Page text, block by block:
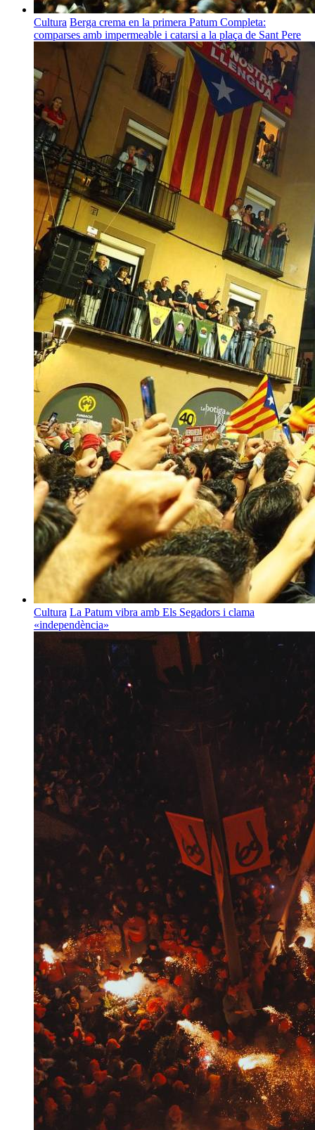
Cultura Berga crema en la primera Patum Completa:
comparses amb impermeable i catarsi a la plaça de Sant Pere
Cultura La Patum vibra amb Els Segadors i clama
«independència»